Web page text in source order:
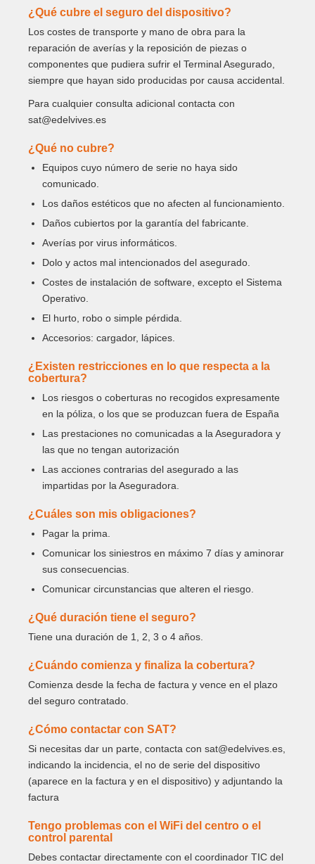
¿Qué cubre el seguro del dispositivo?
Los costes de transporte y mano de obra para la
reparación de averías y la reposición de piezas o
componentes que pudiera sufrir el Terminal Asegurado,
siempre que hayan sido producidas por causa accidental.
Para cualquier consulta adicional contacta con
sat@edelvives.es
¿Qué no cubre?
Equipos cuyo número de serie no haya sido
comunicado.
Los daños estéticos que no afecten al funcionamiento.
Daños cubiertos por la garantía del fabricante.
Averías por virus informáticos.
Dolo y actos mal intencionados del asegurado.
Costes de instalación de software, excepto el Sistema
Operativo.
El hurto, robo o simple pérdida.
Accesorios: cargador, lápices.
¿Existen restricciones en lo que respecta a la
cobertura?
Los riesgos o coberturas no recogidos expresamente
en la póliza, o los que se produzcan fuera de España
Las prestaciones no comunicadas a la Aseguradora y
las que no tengan autorización
Las acciones contrarias del asegurado a las
impartidas por la Aseguradora.
¿Cuáles son mis obligaciones?
Pagar la prima.
Comunicar los siniestros en máximo 7 días y aminorar
sus consecuencias.
Comunicar circunstancias que alteren el riesgo.
¿Qué duración tiene el seguro?
Tiene una duración de 1, 2, 3 o 4 años.
¿Cuándo comienza y finaliza la cobertura?
Comienza desde la fecha de factura y vence en el plazo
del seguro contratado.
¿Cómo contactar con SAT?
Si necesitas dar un parte, contacta con sat@edelvives.es,
indicando la incidencia, el no de serie del dispositivo
(aparece en la factura y en el dispositivo) y adjuntando la
factura
Tengo problemas con el WiFi del centro o el
control parental
Debes contactar directamente con el coordinador TIC del